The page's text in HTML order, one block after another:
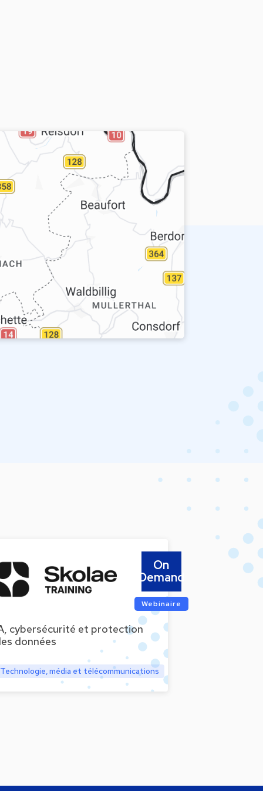
cybersécurité et protection
données
Technologie, média et télécommunications
On
Demand
Webinaire